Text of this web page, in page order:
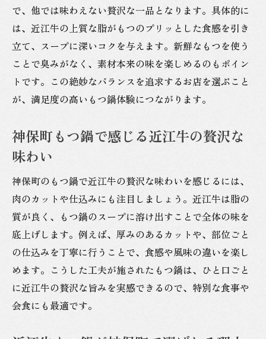
で、他では味わえない贅沢な一品となります。具体的に
は、近江牛の上質な脂がもつのプリッとした食感を引き
立て、スープに深いコクを与えます。新鮮なもつを使う
ことで臭みがなく、素材本来の味を楽しめるのもポイン
トです。この絶妙なバランスを追求するお店を選ぶこと
が、満足度の高いもつ鍋体験につながります。
神保町もつ鍋で感じる近江牛の贅沢な
味わい
神保町のもつ鍋で近江牛の贅沢な味わいを感じるには、
肉のカットや仕込みにも注目しましょう。近江牛は脂の
質が良く、もつ鍋のスープに溶け出すことで全体の味を
底上げします。例えば、厚みのあるカットや、部位ごと
の仕込みを丁寧に行うことで、食感や風味の違いを楽し
めます。こうした工夫が施されたもつ鍋は、ひと口ごと
に近江牛の贅沢な旨みを実感できるので、特別な食事や
会食にも最適です。